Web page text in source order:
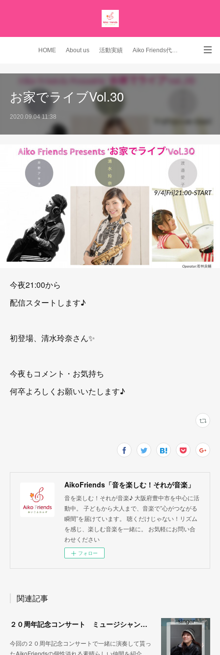
HOME About us 活動実績 Aiko Friends代表 YouTubeチャンネル
Instagram
お家でライブVol.30
2020.09.04 11:38
今夜21:00から
配信スタートします♪
初登場、清水玲奈さん✨
今夜もコメント・お気持ち
何卒よろしくお願いいたします♪
AikoFriends「音を楽しむ！それが音楽」
音を楽しむ！それが音楽♪ 大阪府豊中市を中心に活
動中。 子どもから大人まで、音楽で”心がつながる
瞬間”を届けています。 聴くだけじゃない！リズム
を感じ、楽しむ音楽を一緒に。 お気軽にお問い合
わせください
フォロー
関連記事
２０周年記念コンサート ミュージシャン紹介その③
今回の２０周年記念コンサートで一緒に演奏して貰っ
たAikoFriendsの個性溢れる素晴らしい仲間を紹介…